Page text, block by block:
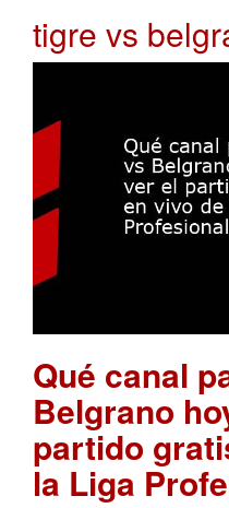
tigre vs
Qué canal
Belgrano
partido
la Liga